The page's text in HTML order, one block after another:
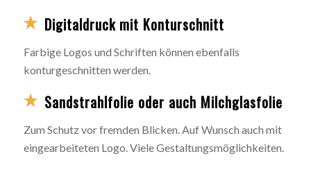
Digitaldruck mit Konturschnitt
Farbige Logos und Schriften können ebenfalls
konturgeschnitten werden.
Sandstrahlfolie oder auch Milchglasfolie
Zum Schutz vor fremden Blicken. Auf Wunsch auch mit
eingearbeiteten Logo. Viele Gestaltungsmöglichkeiten.